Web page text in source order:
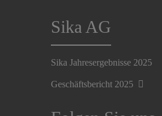
Sika AG
Sika Jahresergebnisse 2025
Geschäftsbericht 2025